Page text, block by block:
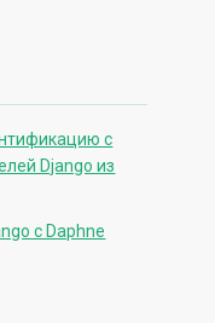
с
Django из
с Daphne